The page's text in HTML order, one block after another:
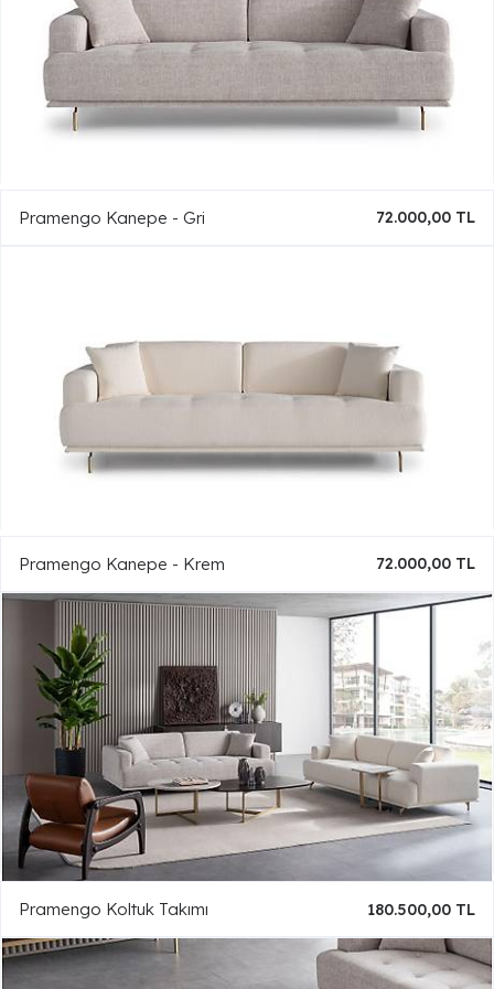
Pramengo Kanepe - Gri 72.000,00 TL
Pramengo Kanepe - Krem 72.000,00 TL
Pramengo Koltuk Takımı 180.500,00 TL